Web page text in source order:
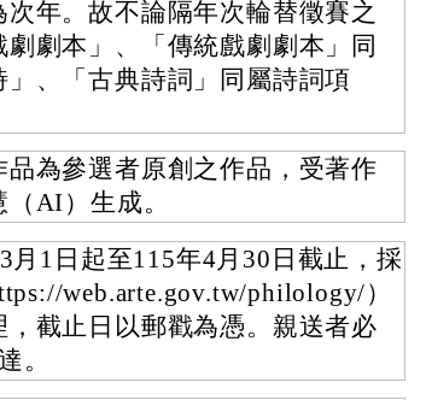
年。故不論隔年次輪替徵賽之
劇劇本」、「傳統戲劇劇本」同
、「古典詩詞」同屬詩詞項
為參選者原創之作品，受著作
AI）生成。
月1日起至115年4月30日截止，採
web.arte.gov.tw/philology/）
截止日以郵戳為憑。親送者必
。